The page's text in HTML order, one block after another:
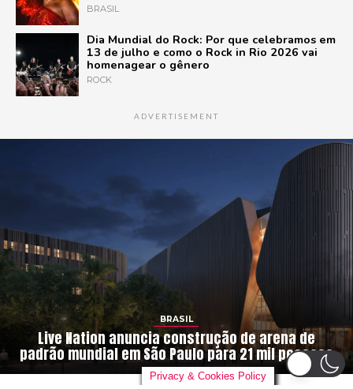
BRASIL
Dia Mundial do Rock: Por que celebramos em
13 de julho e como o Rock in Rio 2026 vai
homenagear o gênero
ROCK
ADVERTISEMENT
BRASIL
Live Nation anuncia construção de arena de
padrão mundial em São Paulo para 21 mil pessoas
Privacy & Cookies Policy